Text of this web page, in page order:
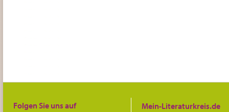
Folgen Sie uns auf